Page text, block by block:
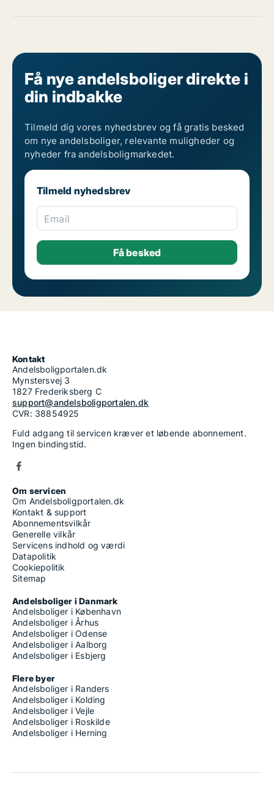
Få nye andelsboliger direkte i
din indbakke
Tilmeld dig vores nyhedsbrev og få gratis besked
om nye andelsboliger, relevante muligheder og
nyheder fra andelsboligmarkedet.
Tilmeld nyhedsbrev
Email
Kontakt
Andelsboligportalen.dk
Mynstersvej 3
1827 Frederiksberg C
support@andelsboligportalen.dk
CVR: 38854925
Fuld adgang til servicen kræver et løbende abonnement.
Ingen bindingstid.
Om servicen
Om Andelsboligportalen.dk
Kontakt & support
Abonnementsvilkår
Generelle vilkår
Servicens indhold og værdi
Datapolitik
Cookiepolitik
Sitemap
Andelsboliger i Danmark
Andelsboliger i København
Andelsboliger i Århus
Andelsboliger i Odense
Andelsboliger i Aalborg
Andelsboliger i Esbjerg
Flere byer
Andelsboliger i Randers
Andelsboliger i Kolding
Andelsboliger i Vejle
Andelsboliger i Roskilde
Andelsboliger i Herning